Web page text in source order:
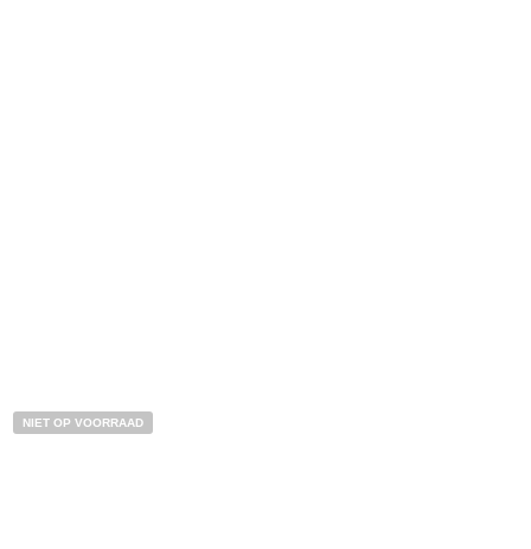
NIET OP VOORRAAD